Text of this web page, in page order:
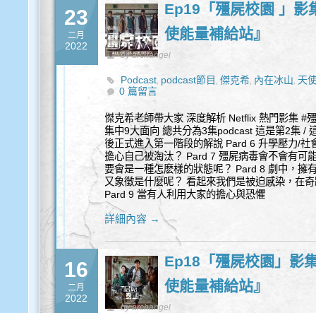
23
二月
2022
Ep19「殭屍校園 」影
使能量補給站』
by archangel
Podcast, podcast節目 ,傑克希, 內在冰山, 天
校園,薩提爾
0 篇留言
傑克希老師帶大家 深度解析 Netflix 熱門影集 #
集中9大面向 總共分為3集podcast 這是第2集 /
後正式進入第一階段的解說 Pard 6 升學壓力/
擔心自己被淘汰？ Pard 7 殭屍病毒會不會有可
要會是一種怎麽樣的狀態呢？ Pard 8 劇中，
又象徵是什麼呢？ 看起來我們是被迫感染，在
Pard 9 當有人利用大家的擔心與恐懼
詳細內容 →
16
二月
2022
Ep18「殭屍校園」影
使能量補給站』
by archangel